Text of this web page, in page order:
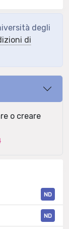
degli
di
o creare
ND
ND